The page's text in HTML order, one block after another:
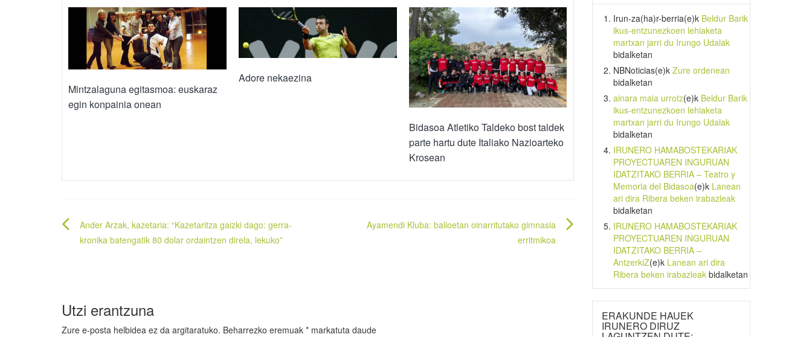
Mintzalaguna egitasmoa: euskaraz
egin konpainia onean
Adore nekaezina
Bidasoa Atletiko Taldeko bost taldek
parte hartu dute Italiako Nazioarteko
Krosean
Bidalketetan
zehar
Ander Arzak, kazetaria: “Kazetaritza gaizki dago: gerra-
kronika batengatik 80 dolar ordaintzen direla, lekuko”
Ayamendi Kluba: balioetan oinarritutako gimnasia
erritmikoa
Utzi erantzuna
Zure e-posta helbidea ez da argitaratuko. Beharrezko eremuak * markatuta daude
Irun-za(ha)r-berria(e)k Beldur Barik
ikus-entzunezkoen lehiaketa
martxan jarri du Irungo Udalak
bidalketan
NBNoticias(e)k Zure ordenean
bidalketan
ainara maia urrotz(e)k Beldur Barik
ikus-entzunezkoen lehiaketa
martxan jarri du Irungo Udalak
bidalketan
IRUNERO HAMABOSTEKARIAK
PROYECTUAREN INGURUAN
IDATZITAKO BERRIA – Teatro y
Memoria del Bidasoa(e)k Lanean
ari dira Ribera beken irabazleak
bidalketan
IRUNERO HAMABOSTEKARIAK
PROYECTUAREN INGURUAN
IDATZITAKO BERRIA –
AntzerkiZ(e)k Lanean ari dira
Ribera beken irabazleakbidalketan
ERAKUNDE HAUEK
IRUNERO DIRUZ